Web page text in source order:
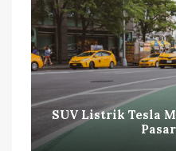
SUV Listrik Tesla